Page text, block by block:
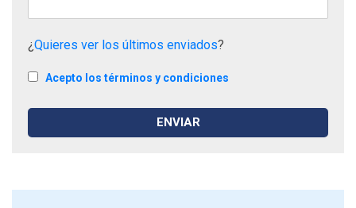
¿Quieres ver los últimos enviados?
Acepto los términos y condiciones